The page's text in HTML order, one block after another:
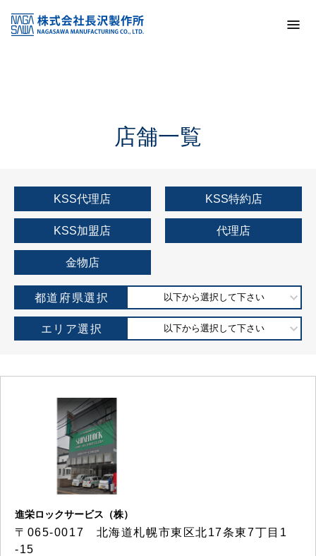
KSS加盟店・取扱店情報
店舗一覧
店舗一覧
KSS代理店 KSS特約店
KSS加盟店 代理店
金物店
都道府県選択 以下から選択して下さい
エリア選択 以下から選択して下さい
進栄ロックサービス（株）
〒065-0017 北海道札幌市東区北17条東7丁目1
-15